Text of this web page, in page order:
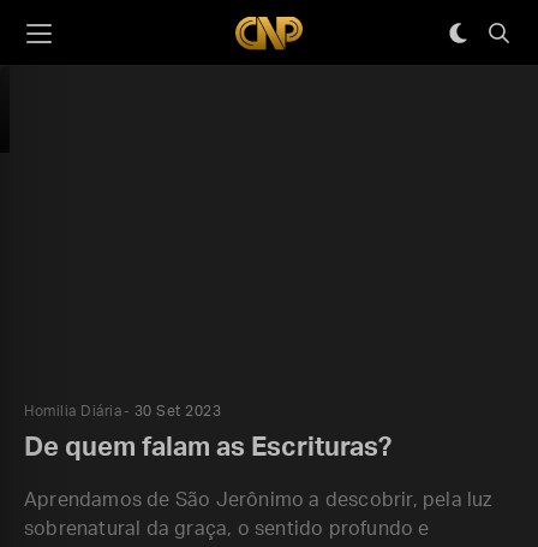
Homilia Diária 30 Set 2023
De quem falam as Escrituras?
Aprendamos de São Jerônimo a descobrir, pela luz
sobrenatural da graça, o sentido profundo e